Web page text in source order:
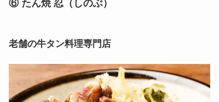
⑥ たん焼 忍（しのぶ）
老舗の牛タン料理専門店